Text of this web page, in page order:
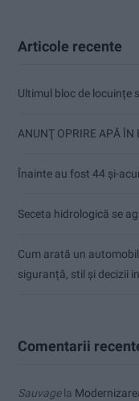
Articole recente
Ultimul bloc de locuințe
ANUNŢ OPRIRE APĂ ÎN
Înainte au fost 44 și-
Seceta hidrologică se
Cum arată un
siguranță, stil și decizii
Comentarii
Sauvagela